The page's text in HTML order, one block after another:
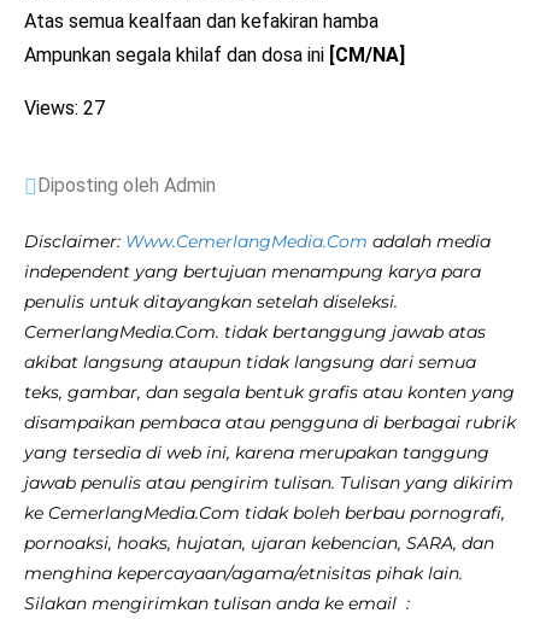
Atas semua kealfaan dan kefakiran hamba
Ampunkan segala khilaf dan dosa ini [CM/NA]
Views: 27
Diposting oleh Admin
Disclaimer: Www.CemerlangMedia.Com adalah media
independent yang bertujuan menampung karya para
penulis untuk ditayangkan setelah diseleksi.
CemerlangMedia.Com. tidak bertanggung jawab atas
akibat langsung ataupun tidak langsung dari semua
teks, gambar, dan segala bentuk grafis atau konten yang
disampaikan pembaca atau pengguna di berbagai rubrik
yang tersedia di web ini, karena merupakan tanggung
jawab penulis atau pengirim tulisan. Tulisan yang dikirim
ke CemerlangMedia.Com tidak boleh berbau pornografi,
pornoaksi, hoaks, hujatan, ujaran kebencian, SARA, dan
menghina kepercayaan/agama/etnisitas pihak lain.
Silakan mengirimkan tulisan anda ke email :